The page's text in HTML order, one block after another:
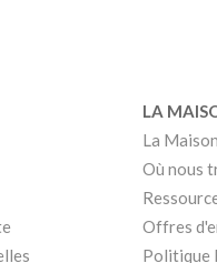
LA
La
Où nous
Offres
Politique